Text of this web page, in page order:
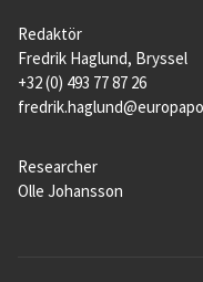
Redaktör
Fredrik Haglund, Bryssel
+32 (0) 493 77 87 26
Researcher
Olle Johansson